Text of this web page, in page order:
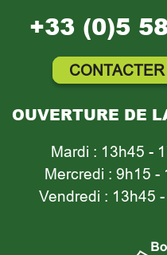
+33 (0)5
OUVERTURE DE
Mardi : 13h45 -
Mercredi : 9h15 -
Vendredi : 13h45